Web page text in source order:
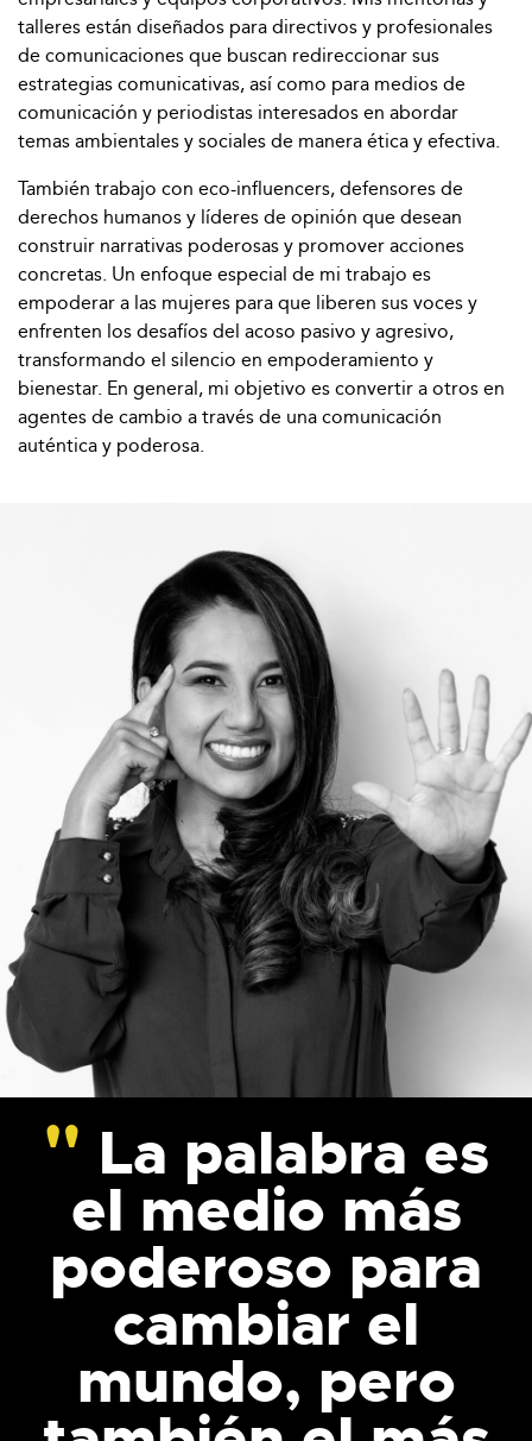
talleres están diseñados para directivos y profesionales
de comunicaciones que buscan redireccionar sus
estrategias comunicativas, así como para medios de
comunicación y periodistas interesados en abordar
temas ambientales y sociales de manera ética y efectiva.
También trabajo con eco-influencers, defensores de
derechos humanos y líderes de opinión que desean
construir narrativas poderosas y promover acciones
concretas. Un enfoque especial de mi trabajo es
empoderar a las mujeres para que liberen sus voces y
enfrenten los desafíos del acoso pasivo y agresivo,
transformando el silencio en empoderamiento y
bienestar. En general, mi objetivo es convertir a otros en
agentes de cambio a través de una comunicación
auténtica y poderosa.
La palabra es
el medio más
poderoso para
cambiar el
mundo, pero